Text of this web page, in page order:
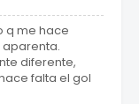
q me hace
diferente,
falta el gol